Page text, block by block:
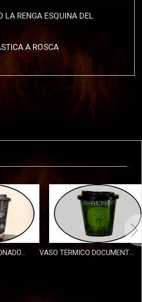
LA RENGA ESQUINA DEL
A ROSCA
VASO TERMICO DETONADOR DE SUEÃ‘OS VASO TERMICO DOCUMENTO UNICO